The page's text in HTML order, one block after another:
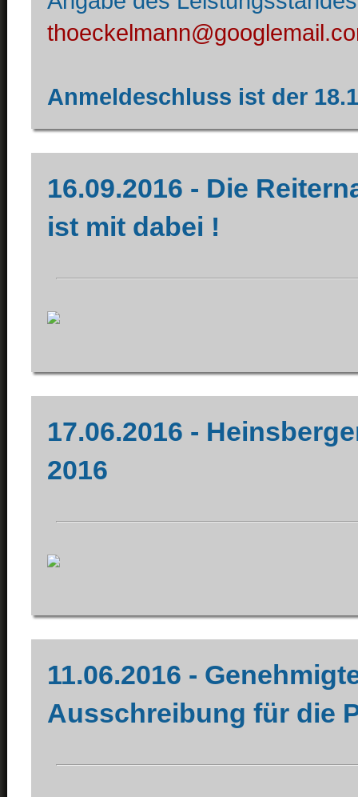
Anmeldeschluss ist der
16.09.2016 - Die
ist mit dabei !
17.06.2016 -
2016
11.06.2016 -
Ausschreibung für die